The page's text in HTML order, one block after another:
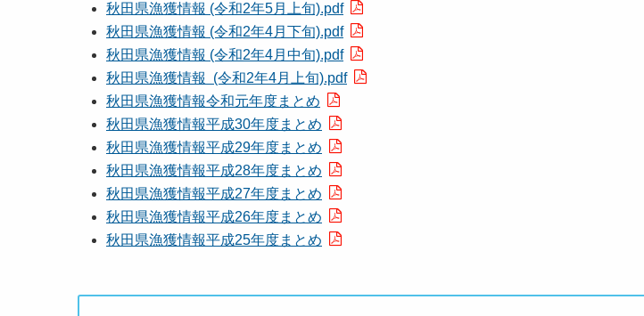
秋田県漁獲情報 (令和2年5月上旬).pdf
秋田県漁獲情報 (令和2年4月下旬).pdf
秋田県漁獲情報 (令和2年4月中旬).pdf
秋田県漁獲情報 (令和2年4月上旬).pdf
秋田県漁獲情報令和元年度まとめ
秋田県漁獲情報平成30年度まとめ
秋田県漁獲情報平成29年度まとめ
秋田県漁獲情報平成28年度まとめ
秋田県漁獲情報平成27年度まとめ
秋田県漁獲情報平成26年度まとめ
秋田県漁獲情報平成25年度まとめ